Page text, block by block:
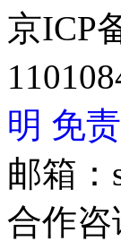
京ICP
明 免
邮箱：
合作咨